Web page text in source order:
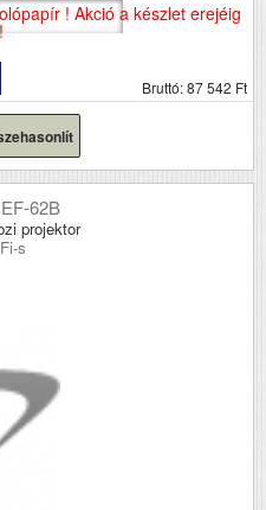
! Akció a készlet erejéig
!
Bruttó: 87 542 Ft
EF-62B
projektor
s